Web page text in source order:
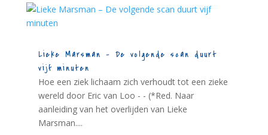
Lieke Marsman – De volgende scan duurt
vijf minuten
Hoe een ziek lichaam zich verhoudt tot een zieke
wereld door Eric van Loo - - (*Red. Naar
aanleiding van het overlijden van Lieke
Marsman....